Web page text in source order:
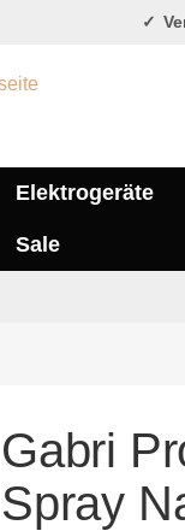
Elektrogeräte
Sale
Gabri
Spray